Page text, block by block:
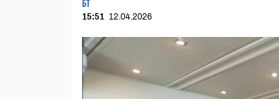
БТ
15:51 12.04.2026